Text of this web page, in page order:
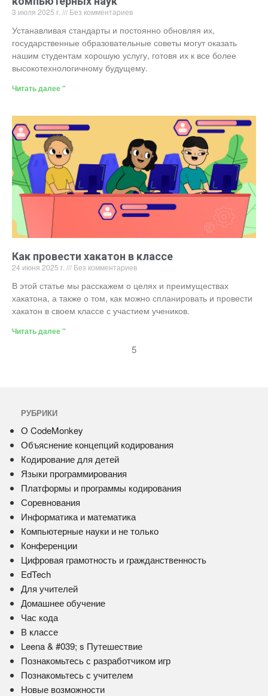
3 июля 2025 г. Без комментариев
Устанавливая стандарты и постоянно обновляя их,
государственные образовательные советы могут оказать
нашим студентам хорошую услугу, готовя их к все более
высокотехнологичному будущему.
Читать далее "
Как провести хакатон в классе
24 июня 2025 г. Без комментариев
В этой статье мы расскажем о целях и преимуществах
хакатона, а также о том, как можно спланировать и провести
хакатон в своем классе с участием учеников.
Читать далее "
5
РУБРИКИ
О CodeMonkey
Объяснение концепций кодирования
Кодирование для детей
Языки программирования
Платформы и программы кодирования
Соревнования
Информатика и математика
Компьютерные науки и не только
Конференции
Цифровая грамотность и гражданственность
EdTech
Для учителей
Домашнее обучение
Час кода
В классе
Leena & #039; s Путешествие
Познакомьтесь с разработчиком игр
Познакомьтесь с учителем
Новые возможности